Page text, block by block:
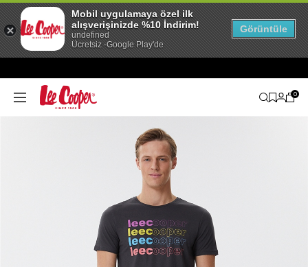
0
Mobil uygulamaya özel ilk
alışverişinizde %10 İndirim!
undefined
Ücretsiz -Google Play'de
Görüntüle